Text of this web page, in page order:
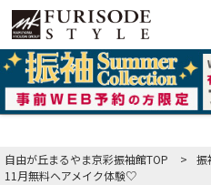
自由が丘まるやま京彩振袖館TOP > 振
11月無料ヘアメイク体験♡